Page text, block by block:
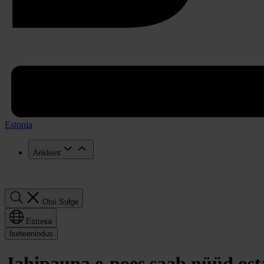
Estonia
Äriklient
Otsi Sulge
Estonia
Iseteenindus